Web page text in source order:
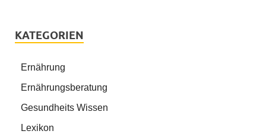
KATEGORIEN
Ernährung
Ernährungsberatung
Gesundheits Wissen
Lexikon